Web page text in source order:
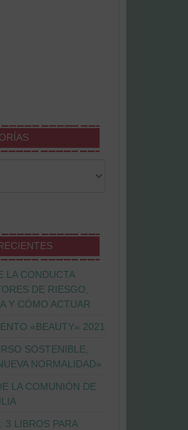
LA CONDUCTA
DE RIESGO,
Y CÓMO ACTUAR
«BEAUTY» 2021
SOSTENIBLE,
NORMALIDAD»
LA COMUNIÓN DE
3 LIBROS PARA